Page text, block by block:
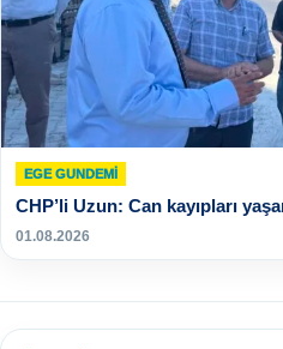
EGE GUNDEMİ
CHP’li Uzun: Can kayıpları
01.08.2026